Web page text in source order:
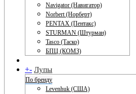
Navigator (Навигатор)
Norbert (Норберт)
PENTAX (Пентакс)
STURMAN (Штурман)
Tasco (Таско)
БПЦ (КОМЗ)
+- Лупы
По бренду
Levenhuk (США)